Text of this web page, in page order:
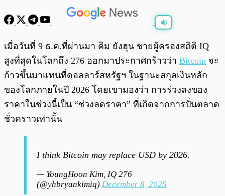
พร้อมเล่น / 0:00
เมื่อวันที่ 9 ธ.ค.ที่ผ่านมา คิม ยังฮุน ชายผู้ครองสถิติ IQ
สูงที่สุดในโลกถึง 276 ออกมาประกาศกร้าวว่า Bitcoin จะ
ก้าวขึ้นมาแทนที่ดอลลาร์สหรัฐฯ ในฐานะสกุลเงินหลัก
ของโลกภายในปี 2026 โดยเขามองว่า การร่วงลงของ
ราคาในช่วงนี้เป็น “ช่วงลดราคา” ที่เกิดจากการปั่นตลาด
ชั่วคราวเท่านั้น
I think Bitcoin may replace USD by 2026.
— YoungHoon Kim, IQ 276
(@yhbryankimiq) December 8, 2025